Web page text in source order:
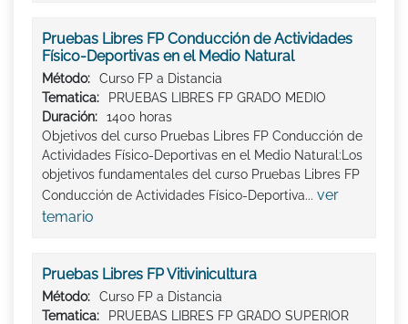
Pruebas Libres FP Conducción de Actividades
Físico-Deportivas en el Medio Natural
Método:
Curso FP a Distancia
Tematica:
PRUEBAS LIBRES FP GRADO MEDIO
Duración:
1400 horas
Objetivos del curso Pruebas Libres FP Conducción de
Actividades Físico-Deportivas en el Medio Natural:Los
objetivos fundamentales del curso Pruebas Libres FP
Conducción de Actividades Físico-Deportiva... ver
temario
Pruebas Libres FP Vitivinicultura
Método:
Curso FP a Distancia
Tematica:
PRUEBAS LIBRES FP GRADO SUPERIOR